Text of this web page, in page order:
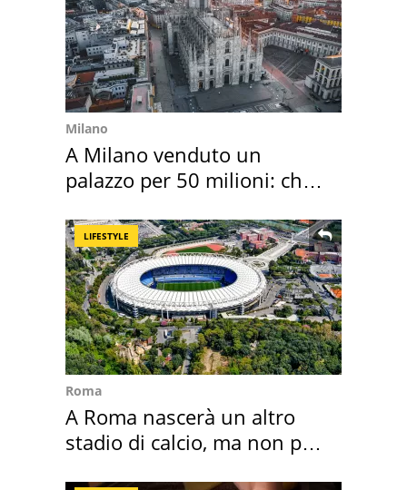
Milano
A Milano venduto un
palazzo per 50 milioni: chi
LIFESTYLE
Roma
A Roma nascerà un altro
stadio di calcio, ma non per